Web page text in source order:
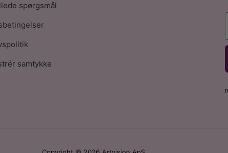
spørgsmål
samtykke